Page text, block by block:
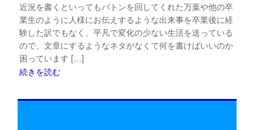
近況を書くといってもバトンを回してくれた万葉や他の卒
業生のように人様にお伝えするような出来事を卒業後に経
験した訳でもなく、平凡で変化の少ない生活を送っている
ので、文章にするようなネタがなくて何を書けばいいのか
困っています […]
続きを読む